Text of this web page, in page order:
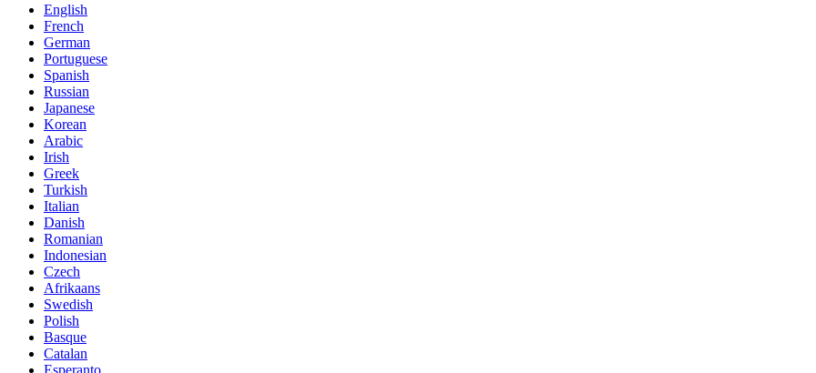
English
French
German
Portuguese
Spanish
Russian
Japanese
Korean
Arabic
Irish
Greek
Turkish
Italian
Danish
Romanian
Indonesian
Czech
Afrikaans
Swedish
Polish
Basque
Catalan
Esperanto